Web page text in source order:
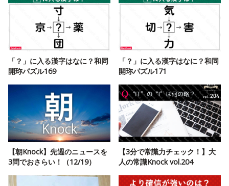
「？」に入る漢字はなに？和同
開珎パズル169
「？」に入る漢字はなに？和同
開珎パズル171
【朝Knock】先週のニュースを
3問でおさらい！（12/19）
【3分で常識力チェック！】大
人の常識Knock vol.204